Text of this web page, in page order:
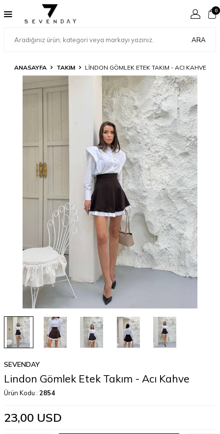
ARA
0
ANASAYFA TAKIM LINDON GÖMLEK ETEK TAKIM - ACI KAHVE
SEVENDAY
Lindon Gömlek Etek Takım - Acı Kahve
Ürün Kodu : 2854
23,00 USD